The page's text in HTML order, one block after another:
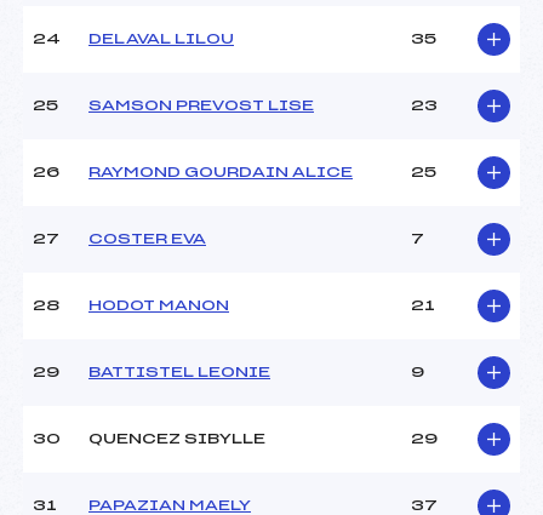
24 DELAVAL LILOU 35
25 SAMSON PREVOST LISE 23
26 RAYMOND GOURDAIN ALICE 25
27 COSTER EVA 7
28 HODOT MANON 21
29 BATTISTEL LEONIE 9
30 QUENCEZ SIBYLLE 29
31 PAPAZIAN MAELY 37